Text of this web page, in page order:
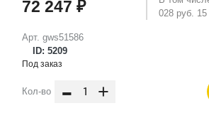
Арт. gws51586
ID: 5209
72 247 ₽
028 руб. 15
Под заказ
Кол-во - +